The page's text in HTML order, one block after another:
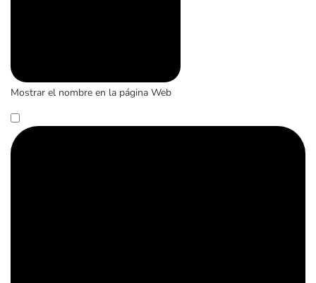
Mostrar el nombre en la página Web